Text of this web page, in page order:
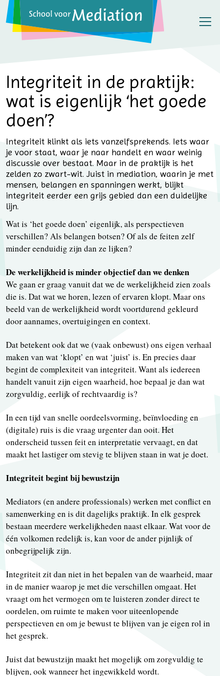
Integriteit in de praktijk:
wat is eigenlijk ‘het goede
doen’?
Integriteit klinkt als iets vanzelfsprekends. Iets waar
je voor staat, waar je naar handelt en waar weinig
discussie over bestaat. Maar in de praktijk is het
zelden zo zwart-wit. Juist in mediation, waarin je met
mensen, belangen en spanningen werkt, blijkt
integriteit eerder een grijs gebied dan een duidelijke
lijn.
Wat is ‘het goede doen’ eigenlijk, als perspectieven
verschillen? Als belangen botsen? Of als de feiten zelf
minder eenduidig zijn dan ze lijken?
De werkelijkheid is minder objectief dan we denken
We gaan er graag vanuit dat we de werkelijkheid zien zoals
die is. Dat wat we horen, lezen of ervaren klopt. Maar ons
beeld van de werkelijkheid wordt voortdurend gekleurd
door aannames, overtuigingen en context.
Dat betekent ook dat we (vaak onbewust) ons eigen verhaal
maken van wat ‘klopt’ en wat ‘juist’ is. En precies daar
begint de complexiteit van integriteit. Want als iedereen
handelt vanuit zijn eigen waarheid, hoe bepaal je dan wat
zorgvuldig, eerlijk of rechtvaardig is?
In een tijd van snelle oordeelsvorming, beïnvloeding en
(digitale) ruis is die vraag urgenter dan ooit. Het
onderscheid tussen feit en interpretatie vervaagt, en dat
maakt het lastiger om stevig te blijven staan in wat je doet.
Integriteit begint bij bewustzijn
Mediators (en andere professionals) werken met conflict en
samenwerking en is dit dagelijks praktijk. In elk gesprek
bestaan meerdere werkelijkheden naast elkaar. Wat voor de
één volkomen redelijk is, kan voor de ander pijnlijk of
onbegrijpelijk zijn.
Integriteit zit dan niet in het bepalen van de waarheid, maar
in de manier waarop je met die verschillen omgaat. Het
vraagt om het vermogen om te luisteren zonder direct te
oordelen, om ruimte te maken voor uiteenlopende
perspectieven en om je bewust te blijven van je eigen rol in
het gesprek.
Juist dat bewustzijn maakt het mogelijk om zorgvuldig te
blijven, ook wanneer het ingewikkeld wordt.